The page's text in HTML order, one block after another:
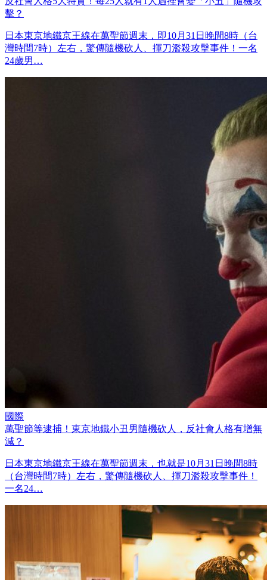
擊？
日本東京地鐵京王線在萬聖節週末，即10月31日晚間8時（台
灣時間7時）左右，驚傳隨機砍人、揮刀濫殺攻擊事件！一名
24歲男…
國際
萬聖節等逮捕！東京地鐵小丑男隨機砍人，反社會人格有增無
減？
日本東京地鐵京王線在萬聖節週末，也就是10月31日晚間8時
（台灣時間7時）左右，驚傳隨機砍人、揮刀濫殺攻擊事件！
一名24…